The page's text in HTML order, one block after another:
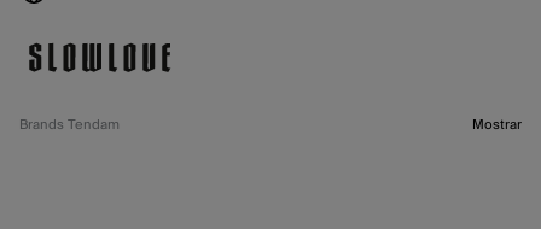
Brands Tendam Mostrar